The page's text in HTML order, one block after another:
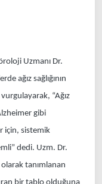
Uzmanı Dr.
ağız sağlığının
“Ağız
gibi
için, sistemik
dedi. Uzm. Dr.
tanımlanan